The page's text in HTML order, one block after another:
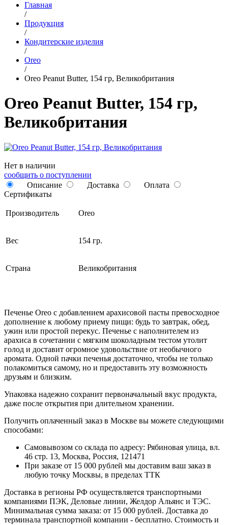
Главная
/
Продукция
/
Кондитерские изделия
/
Oreo
/
Oreo Peanut Butter, 154 гр, Великобритания
Oreo Peanut Butter, 154 гр,
Великобритания
Нет в наличии
сообщить о поступлении
Описание
Доставка
Оплата
Сертификаты
Производитель Oreo
Вес 154 гр.
Страна Великобритания
Печенье Oreo с добавлением арахисовой пасты превосходное
дополнение к любому приему пищи: будь то завтрак, обед,
ужин или простой перекус. Печенье с наполнителем из
арахиса в сочетании с мягким шоколадным тестом утолит
голод и доставит огромное удовольствие от необычного
аромата. Одной пачки печенья достаточно, чтобы не только
полакомиться самому, но и предоставить эту возможность
друзьям и близким.
Упаковка надежно сохранит первоначальный вкус продукта,
даже после открытия при длительном хранении.
Получить оплаченный заказ в Москве вы можете следующими
способами:
Самовывозом со склада по адресу: Рябиновая улица, вл.
46 стр. 13, Москва, Россия, 121471
При заказе от 15 000 рублей мы доставим ваш заказ в
любую точку Москвы, в пределах ТТК
Доставка в регионы РФ осуществляется транспортными
компаниями ПЭК, Деловые линии, Желдор Альянс и ТЭС.
Минимальная сумма заказа: от 15 000 рублей. Доставка до
терминала транспортной компании - бесплатно. Стоимость и